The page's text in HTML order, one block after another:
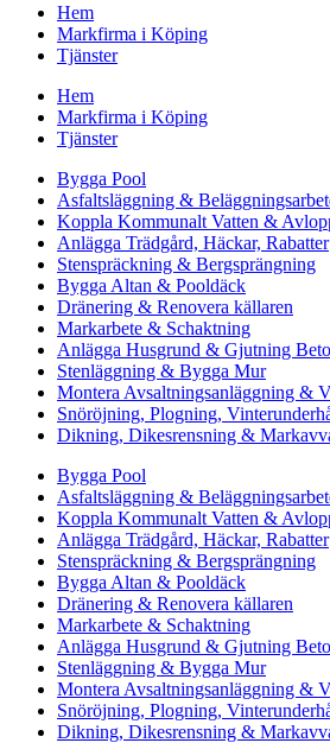
Hem
Markfirma i Köping
Tjänster
Hem
Markfirma i Köping
Tjänster
Bygga Pool
Asfaltsläggning &
Koppla Kommunalt Vatten &
Anlägga Trädgård, Häckar, Rabatter
Stenspräckning & Bergsprängning
Bygga Altan & Pooldäck
Dränering & Renovera källaren
Markarbete & Schaktning
Anlägga Husgrund & Gjutning
Stenläggning & Bygga Mur
Montera Avsaltningsanläggning &
Snöröjning, Plogning,
Dikning, Dikesrensning &
Bygga Pool
Asfaltsläggning &
Koppla Kommunalt Vatten &
Anlägga Trädgård, Häckar, Rabatter
Stenspräckning & Bergsprängning
Bygga Altan & Pooldäck
Dränering & Renovera källaren
Markarbete & Schaktning
Anlägga Husgrund & Gjutning
Stenläggning & Bygga Mur
Montera Avsaltningsanläggning &
Snöröjning, Plogning,
Dikning, Dikesrensning &